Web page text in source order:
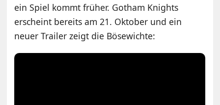
ein Spiel kommt früher. Gotham Knights
erscheint bereits am 21. Oktober und ein
neuer Trailer zeigt die Bösewichte: